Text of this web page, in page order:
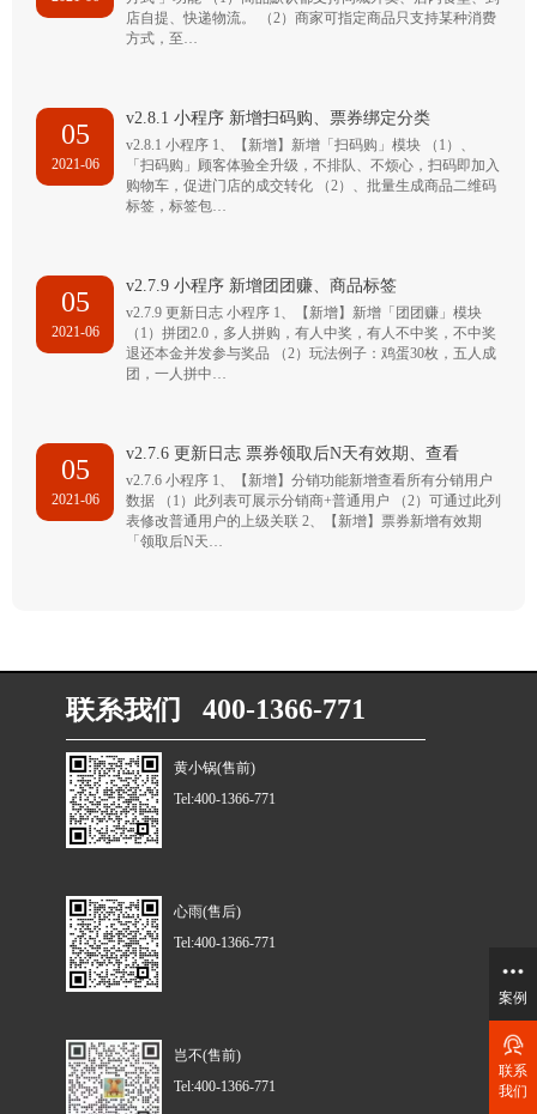
店自提、快递物流。 （2）商家可指定商品只支持某种消费
方式，至…
05
2021-06
v2.8.1 小程序 新增扫码购、票券绑定分类
v2.8.1 小程序 1、【新增】新增「扫码购」模块 （1）、
「扫码购」顾客体验全升级，不排队、不烦心，扫码即加入
购物车，促进门店的成交转化 （2）、批量生成商品二维码
标签，标签包…
05
2021-06
v2.7.9 小程序 新增团团赚、商品标签
v2.7.9 更新日志 小程序 1、【新增】新增「团团赚」模块
（1）拼团2.0，多人拼购，有人中奖，有人不中奖，不中奖
退还本金并发参与奖品 （2）玩法例子：鸡蛋30枚，五人成
团，一人拼中…
05
2021-06
v2.7.6 更新日志 票券领取后N天有效期、查看
v2.7.6 小程序 1、【新增】分销功能新增查看所有分销用户
数据 （1）此列表可展示分销商+普通用户 （2）可通过此列
表修改普通用户的上级关联 2、【新增】票券新增有效期
「领取后N天…
联系我们 400-1366-771
黄小锅(售前)
Tel:400-1366-771
心雨(售后)
Tel:400-1366-771
岂不(售前)
Tel:400-1366-771
案例
联系
我们